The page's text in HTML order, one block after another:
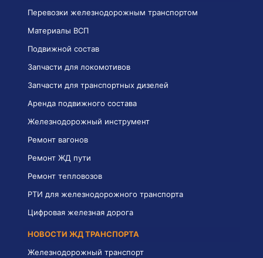
Перевозки железнодорожным транспортом
Материалы ВСП
Подвижной состав
Запчасти для локомотивов
Запчасти для транспортных дизелей
Аренда подвижного состава
Железнодорожный инструмент
Ремонт вагонов
Ремонт ЖД пути
Ремонт тепловозов
РТИ для железнодорожного транспорта
Цифровая железная дорога
НОВОСТИ ЖД ТРАНСПОРТА
Железнодорожный транспорт